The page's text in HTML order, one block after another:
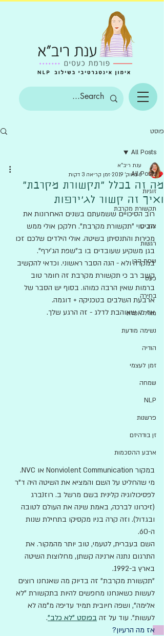
פוסט
All Posts
זוגיות
תקשורת מקרבת
צרכים
רגשות
שפת הכן
כעס
בחירה
מודל אפרת
נשימה מודעת
הודיה
זמן לעצמי
שמחה
NLP
פרשנות
זן בודהיזם
ארבע ההסכמות
All Posts
מה זה בכלל "תקשורת מקרבת"
ואיך זה קשור לג'ירפות
ענת ריב"א
6 באוק׳ 2019
זמן קריאה 3 דקות
רוב הסיכויים ששמעתם בשנים האחרונות את
הביטוי "תקשורת מקרבת". חלקכן אולי ממש
מכירות והתנסיתן בשיטה. אולי הילדים שלכם זכו
בגן משקיע שעובדים בו ב"שפת הג'ירף".
במקרה ולא - הנה הסבר ראשוני. וכדאי להקשיב
קשב רב כי תקשורת מקרבת זה חומר טוב
ברמות שאין הרבה כמוהו. בסוף יש הסבר של
ארבעת השלבים בטכניקה + דוגמה.
אז מי שאוהבת לדלג - זה הרגע שלך.
במקור Nonviolent Communication או NVC.
מי שהחליט על השם והמציא את השיטה היה ד"ר
לפסיכולוגיה קלינית בשם מרשל ב. רוזנברג
(זיכרונו לברכה, באמת שינה את העולם לטובה
ובגדול). וזה קרה בניו מקסיקו בתחילת שנות
ה-60.
השם בעברית, לטעמי, טוב יותר מהמקור. את
התרגום נתנה ארנינה קשתן, מחלוצות השיטה
בארץ ב-1992.
"תקשורת מקרבת" זה בדיוק מה שאנחנו רוצים
לעשות כשאנחנו מחפשים להיות בתקשורת "לא
אלימה", ושפה חיובית תמיד עדיפה מ"מה לא
לעשות". עוד על זה בפוסט "לא כלב".
אז מה הרעיון?